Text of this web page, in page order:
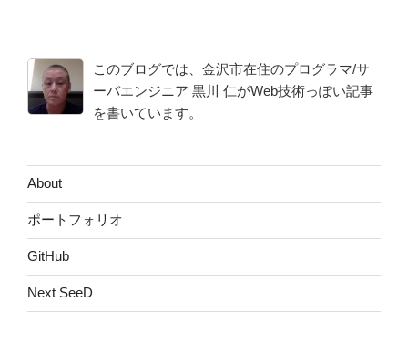
ン
このブログでは、金沢市在住のプログラマ/サ
ーバエンジニア 黒川 仁がWeb技術っぽい記事
を書いています。
About
ポートフォリオ
GitHub
Next SeeD